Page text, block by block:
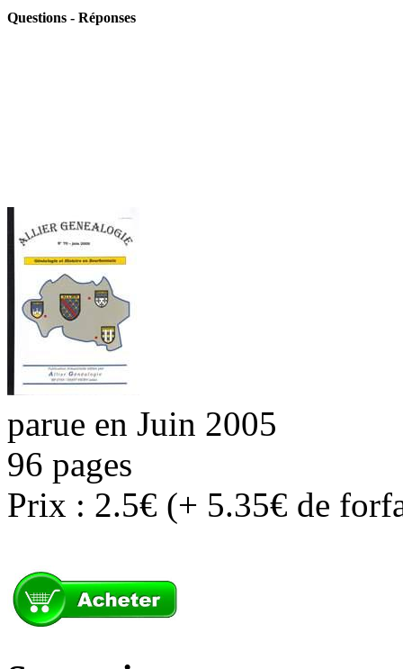
Questions - Réponses
parue en Juin 2005
96 pages
Prix : 2.5€ (+ 5.35€ de